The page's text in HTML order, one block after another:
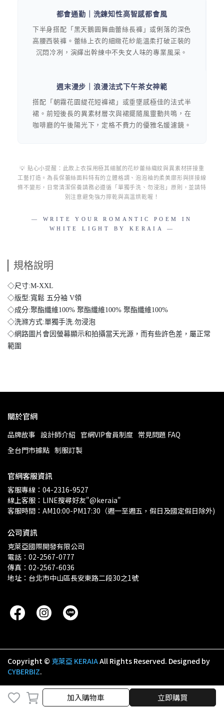
取消 完成
加入購物車 立即購買
都會通勤｜洗鍊知性高智感都會風
下半身搭配「黑天鵝圓舞曲蕾絲長褲」或俐落的深色
高腰西裝褲。蕾絲上衣的細緻花紗能溫柔打破正裝的
沉悶冷冽，演繹出幹練中不失女人味的專業風采。
週末漫步｜浪漫法式下午茶女神範
搭配「朝霧花園緹花短褲裙」或垂墜感極佳的法式半
裙。前短後長的異素材層次與裙擺隨風靈動共鳴，在
咖啡廳的午後陽光下，定格不費力的優雅名媛濾鏡。
💡 貼心小提醒：此款上衣採用極其細膩的花紗蕾絲織紋與異素材拼接重
工藝打造。為長保蕾絲面料特有的立體格調、泡泡袖的柔美廓形與拼接線
條不變形，日常清潔保養請務必遵循「單獨手洗、勿浸泡」原則，並請特
別注意避免強力擰乾與高溫烘乾喔！
— WRITE YOUR ROMANTIC POEM IN
WHITE LIGHT BY KERAIA —
規格說明
◇尺寸:M-XXL
◇版型:寬鬆 五分袖 V領
◇成分:聚酯纖維100% 聚酯纖維100% 聚酯纖維100%
◇洗滌方式:單獨手洗.勿浸泡
◇網路圖片會因螢幕顯示和拍攝當天光源，而有些許色差，屬正常
範圍
關於官網
品牌故事 設計師介紹 官網VIP會員制度 常見問題 FAQ
全台門市據點 制服訂製
官網客服資訊
客服專線：04-2316-9527
線上客服：LINE搜尋好友"@keraia"
客服時間：AM10:00-PM17:30（週一至週五，假日及國定假日除外)
公司資訊
克萊亞國際開發有限公司
電話：02-2567-0777
傳真：02-2567-6036
地址：台北市中山區長安東路二段30之1號
Copyright © 克萊亞 KERAIAAll Rights Reserved. Designed by
CYBERBIZ.